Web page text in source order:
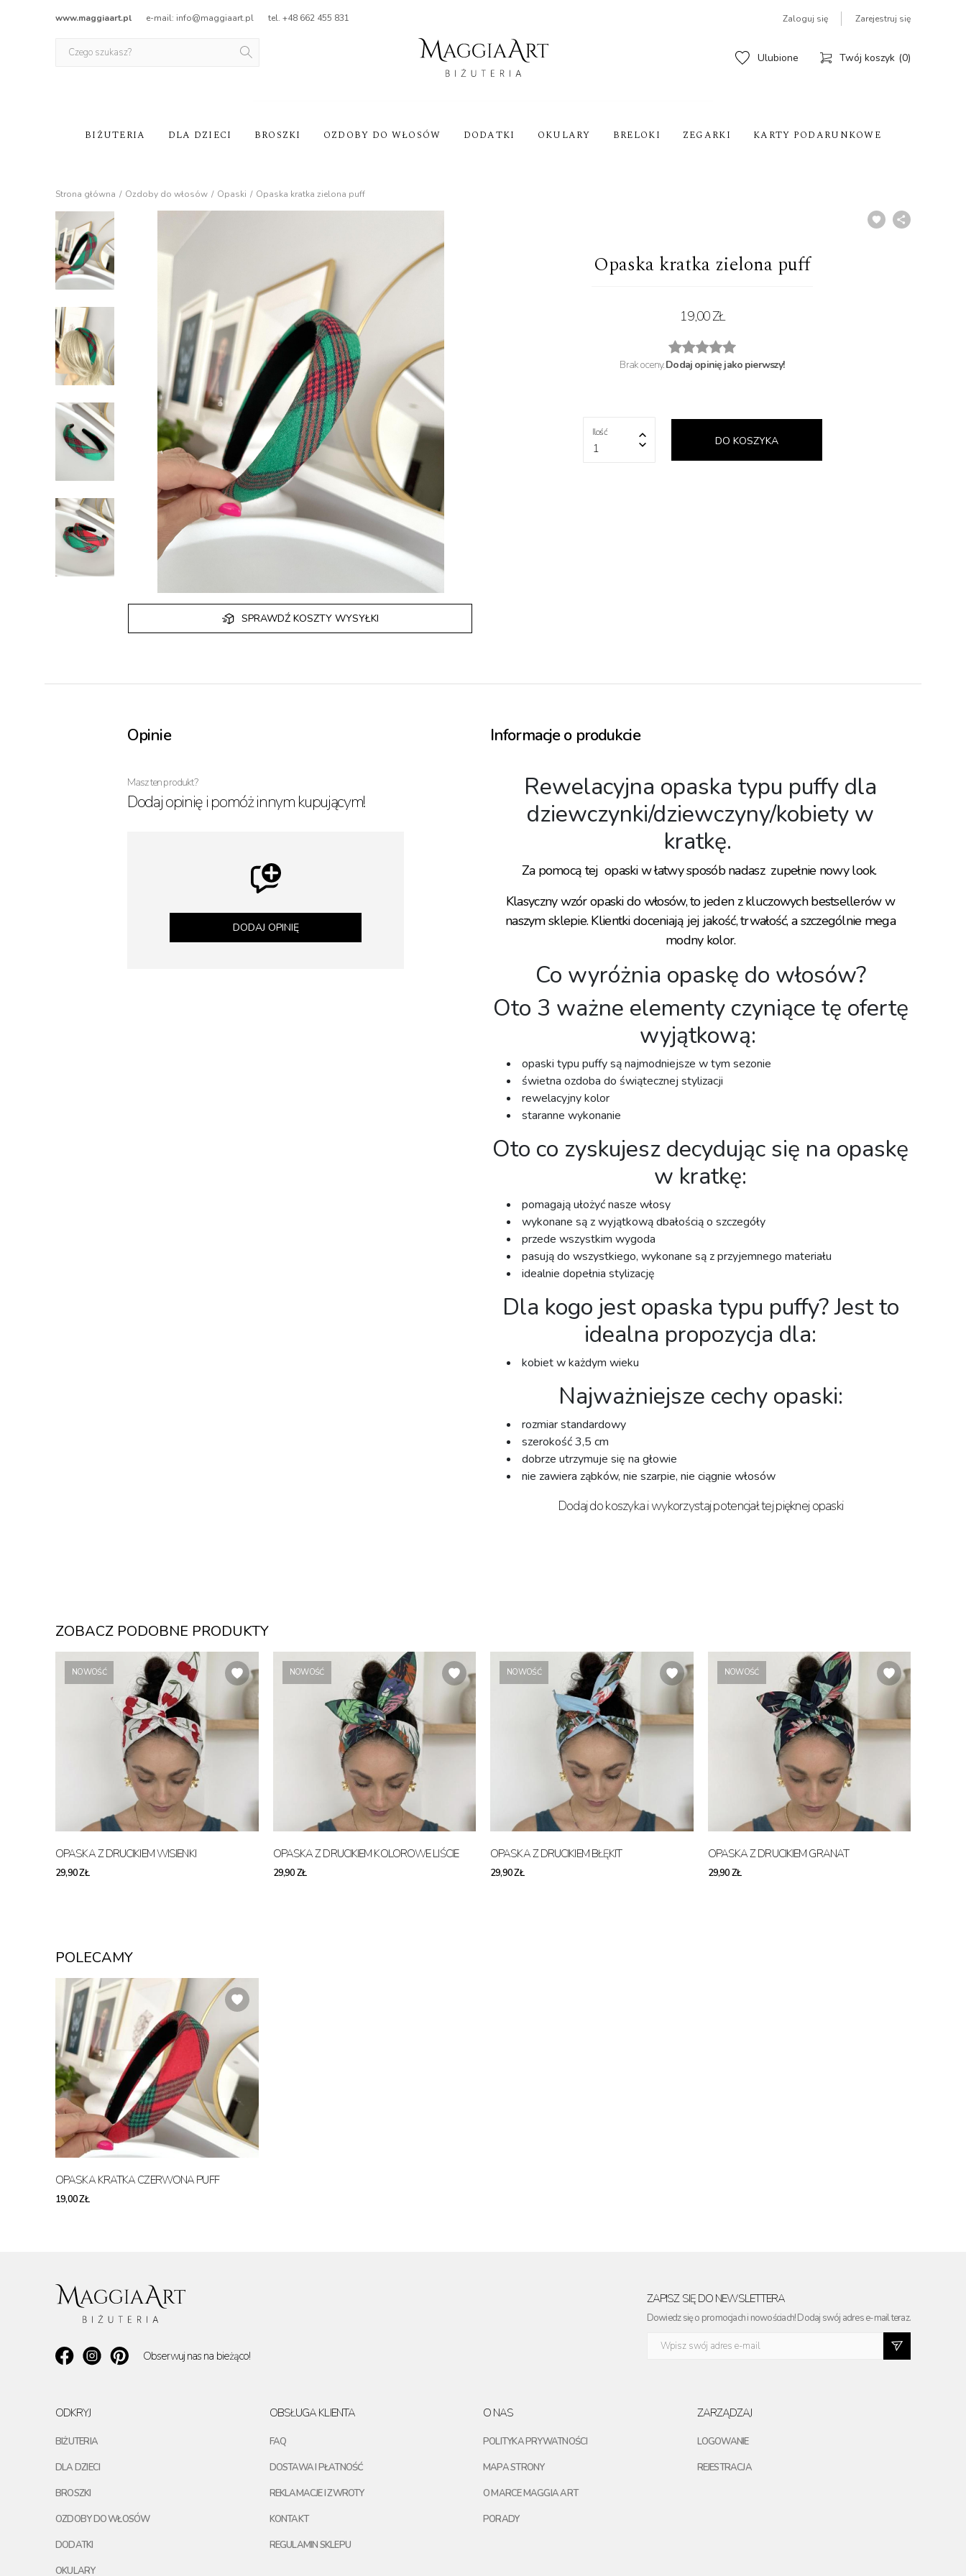
www.maggiaart.pl e-mail: info@maggiaart.pl tel. +48 662 455 831 Zaloguj się Zarejestruj się
Ulubione Twój koszyk 0
BIŻUTERIA DLA DZIECI BROSZKI OZDOBY DO WŁOSÓW DODATKI OKULARY BRELOKI ZEGARKI KARTY PODARUNKOWE
Strona główna Ozdoby do włosów Opaski Opaska kratka zielona puff
SPRAWDŹ KOSZTY WYSYŁKI
Opaska kratka zielona puff
19,00 ZŁ
Brak oceny.Dodaj opinię jako pierwszy!
Ilość
1 DO KOSZYKA
Opinie
Masz ten produkt?
Dodaj opinię i pomóż innym kupującym!
DODAJ OPINIĘ
Informacje o produkcie
Rewelacyjna opaska typu puffy dla
dziewczynki/dziewczyny/kobiety w
kratkę.⁣
Za pomocą tej opaski w łatwy sposób nadasz zupełnie nowy look. ⁣
Klasyczny wzór opaski do włosów, to jeden z kluczowych bestsellerów w
naszym sklepie. Klientki doceniają jej jakość, trwałość, a szczególnie mega
modny kolor.⁣
Co wyróżnia opaskę do włosów?
Oto 3 ważne elementy czyniące tę ofertę
wyjątkową: ⁣⁣
opaski typu puffy są najmodniejsze w tym sezonie⁣
świetna ozdoba do świątecznej stylizacji
rewelacyjny kolor ⁣
staranne wykonanie⁣
Oto co zyskujesz decydując się na opaskę
w kratkę:
pomagają ułożyć nasze włosy
wykonane są z wyjątkową dbałością o szczegóły
przede wszystkim wygoda
pasują do wszystkiego, wykonane są z przyjemnego materiału
idealnie dopełnia stylizację
Dla kogo jest opaska typu puffy? Jest to
idealna propozycja dla:
kobiet w każdym wieku⁣
Najważniejsze cechy opaski:
rozmiar standardowy
szerokość 3,5 cm
dobrze utrzymuje się na głowie
nie zawiera ząbków, nie szarpie, nie ciągnie włosów ⁣
Dodaj do koszyka i wykorzystaj potencjał tej pięknej opaski
ZOBACZ PODOBNE PRODUKTY
NOWOŚĆ
OPASKA Z DRUCIKIEM WISIENKI
29,90 ZŁ
NOWOŚĆ
OPASKA Z DRUCIKIEM KOLOROWE LIŚCIE
29,90 ZŁ
NOWOŚĆ
OPASKA Z DRUCIKIEM BŁĘKIT
29,90 ZŁ
NOWOŚĆ
OPASKA Z DRUCIKIEM GRANAT
29,90 ZŁ
POLECAMY
OPASKA KRATKA CZERWONA PUFF
19,00 ZŁ
Obserwuj nas na bieżąco!
ZAPISZ SIĘ DO NEWSLETTERA
Dowiedz się o promocjach i nowościach! Dodaj swój adres e-mail teraz.
ODKRYJ
BIŻUTERIA
DLA DZIECI
BROSZKI
OZDOBY DO WŁOSÓW
DODATKI
OKULARY
OBSŁUGA KLIENTA
FAQ
DOSTAWA I PŁATNOŚĆ
REKLAMACJE I ZWROTY
KONTAKT
REGULAMIN SKLEPU
O NAS
POLITYKA PRYWATNOŚCI
MAPA STRONY
O MARCE MAGGIA ART
PORADY
ZARZĄDZAJ
LOGOWANIE
REJESTRACJA